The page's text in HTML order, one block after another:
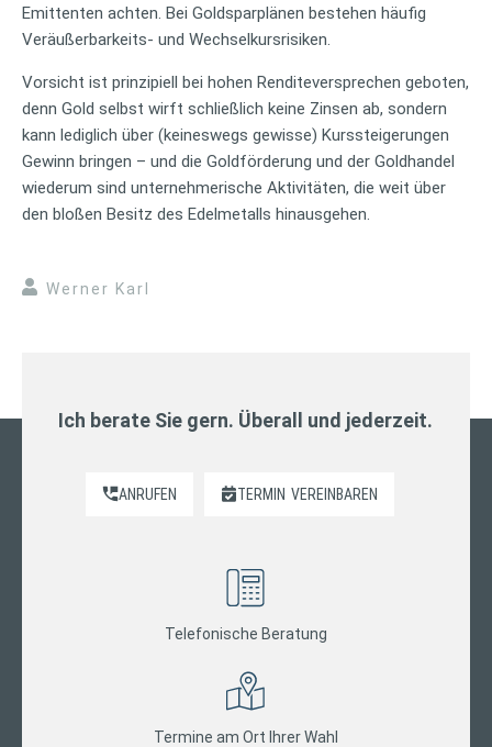
Emittenten achten. Bei Goldsparplänen bestehen häufig
Veräußerbarkeits- und Wechselkursrisiken.
Vorsicht ist prinzipiell bei hohen Renditeversprechen geboten,
denn Gold selbst wirft schließlich keine Zinsen ab, sondern
kann lediglich über (keineswegs gewisse) Kurssteigerungen
Gewinn bringen – und die Goldförderung und der Goldhandel
wiederum sind unternehmerische Aktivitäten, die weit über
den bloßen Besitz des Edelmetalls hinausgehen.
Werner Karl
Ich berate Sie gern. Überall und jederzeit.
ANRUFEN TERMIN VEREINBAREN
Telefonische Beratung
Termine am Ort Ihrer Wahl